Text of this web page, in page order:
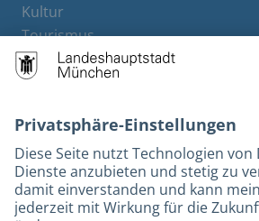
Kultur
Tourismus
M-Strom
Bürgerservice
Kontakt
Barrierefreiheit